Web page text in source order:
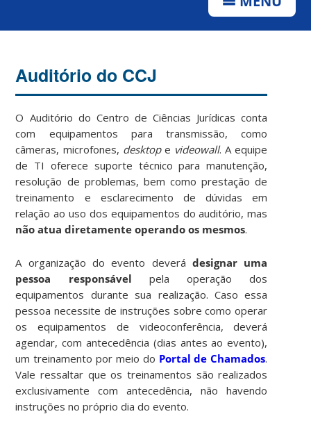
Auditório do CCJ
O Auditório do Centro de Ciências Jurídicas conta
com equipamentos para transmissão, como
câmeras, microfones, desktope videowall. A equipe
de TI oferece suporte técnico para manutenção,
resolução de problemas, bem como prestação de
treinamento e esclarecimento de dúvidas em
relação ao uso dos equipamentos do auditório, mas
não atua diretamente operando os mesmos.
A organização do evento deverá designar uma
pessoa responsável pela operação dos
equipamentos durante sua realização. Caso essa
pessoa necessite de instruções sobre como operar
os equipamentos de videoconferência, deverá
agendar, com antecedência (dias antes ao evento),
um treinamento por meio do Portal de Chamados.
Vale ressaltar que os treinamentos são realizados
exclusivamente com antecedência, não havendo
instruções no próprio dia do evento.